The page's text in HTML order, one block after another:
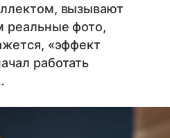
вызывают
реальные фото,
«эффект
работать